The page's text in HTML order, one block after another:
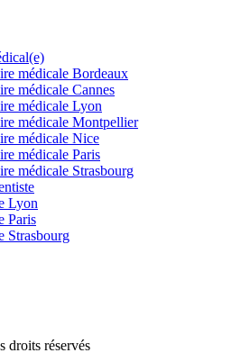
médicale Bordeaux
médicale Cannes
médicale Lyon
médicale Montpellier
médicale Nice
médicale Paris
médicale Strasbourg
Lyon
Paris
Strasbourg
droits réservés